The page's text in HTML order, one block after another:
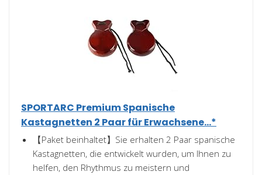
SPORTARC Premium Spanische
Kastagnetten 2 Paar für Erwachsene...*
【Paket beinhaltet】Sie erhalten 2 Paar spanische
Kastagnetten, die entwickelt wurden, um Ihnen zu
helfen, den Rhythmus zu meistern und